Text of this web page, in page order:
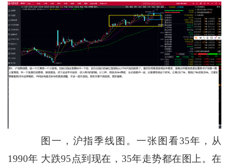
图一，沪指季线图。一张图看35年，从
1990年 大跌95点到现在，35年走势都在图上。在